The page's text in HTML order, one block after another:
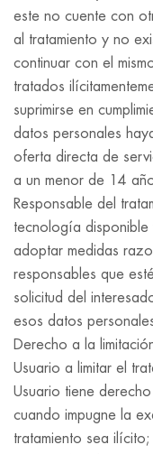
este no cuente con
al tratamiento y no
continuar con el
tratados
suprimirse en
datos personales
oferta directa de
a un menor de 14
Responsable del
tecnología
adoptar medidas
responsables que
solicitud del
esos datos
Derecho a la
Usuario a limitar el
Usuario tiene
cuando impugne la
tratamiento sea